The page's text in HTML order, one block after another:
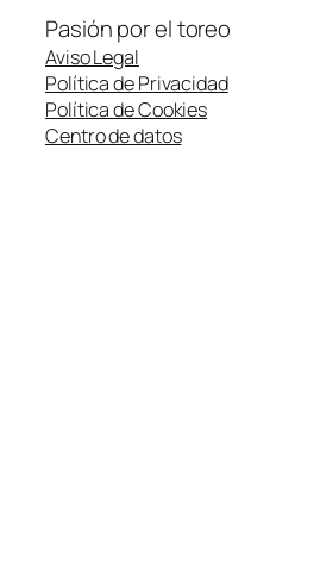
Pasión por el toreo
Aviso Legal
Política de Privacidad
Política de Cookies
Centro de datos